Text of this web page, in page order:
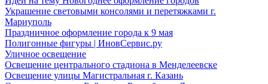
Украшение световыми консолями и перетяжками г.
Мариуполь
Праздничное оформление города к 9 мая
Полигонные фигуры | ИновСервис.ру
Уличное освещение
Освещение центрального стадиона в Менделеевске
Освещение улицы Магистральная г. Казань